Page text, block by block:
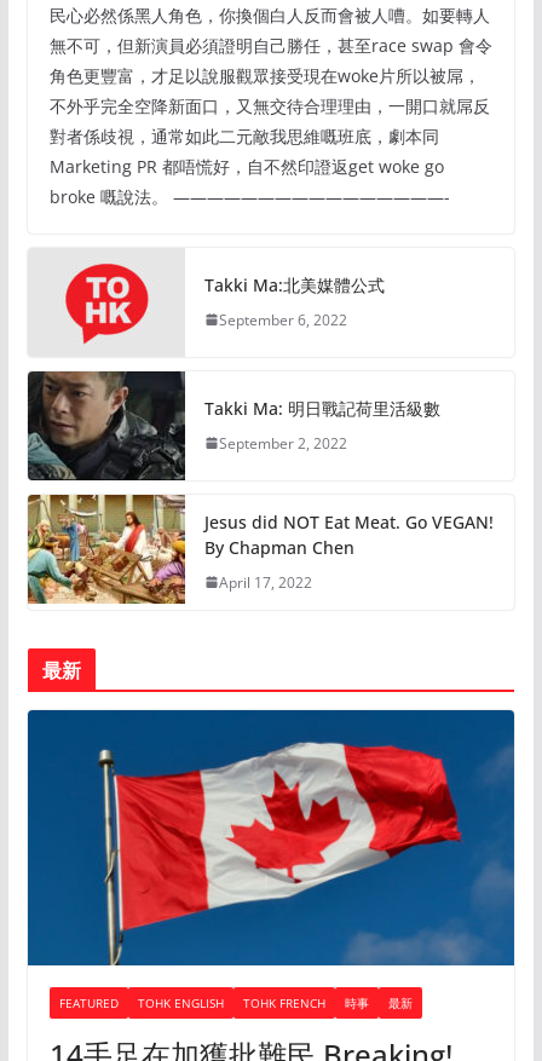
民心必然係黑人角色，你換個白人反而會被人嘈。如要轉人
無不可，但新演員必須證明自己勝任，甚至race swap 會令
角色更豐富，才足以說服觀眾接受現在woke片所以被屌，
不外乎完全空降新面口，又無交待合理理由，一開口就屌反
對者係歧視，通常如此二元敵我思維嘅班底，劇本同
Marketing PR 都唔慌好，自不然印證返get woke go
broke 嘅說法。 ————————————————-
Takki Ma:北美媒體公式
September 6, 2022
Takki Ma: 明日戰記荷里活級數
September 2, 2022
Jesus did NOT Eat Meat. Go VEGAN!
By Chapman Chen
April 17, 2022
最新
FEATURED TOHK ENGLISH TOHK FRENCH 時事 最新